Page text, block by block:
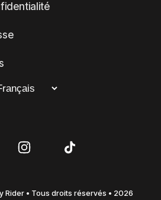
Rider • Tous droits réservés • 2026